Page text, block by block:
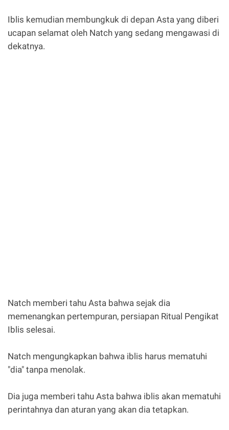
Iblis kemudian membungkuk di depan Asta yang diberi
ucapan selamat oleh Natch yang sedang mengawasi di
dekatnya.
Natch memberi tahu Asta bahwa sejak dia
memenangkan pertempuran, persiapan Ritual Pengikat
Iblis selesai.
Natch mengungkapkan bahwa iblis harus mematuhi
"dia" tanpa menolak.
Dia juga memberi tahu Asta bahwa iblis akan mematuhi
perintahnya dan aturan yang akan dia tetapkan.